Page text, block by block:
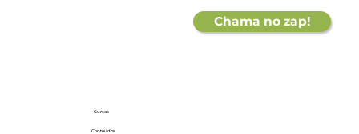
Chama no zap!
Cursos
Conteúdos